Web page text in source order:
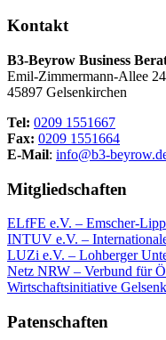
Kontakt
B3-Beyrow Business
Emil-Zimmermann-Allee 24
45897 Gelsenkirchen
Tel: 0209 1551667
Fax: 0209 1551664
E-Mail: info@b3-
Mitgliedschaften
ELfFE e.V. – Emscher-
INTUV e.V. –
LUZi e.V. – Lohberger
Netz NRW – Verbund für
Wirtschaftsinitiative
Patenschaften